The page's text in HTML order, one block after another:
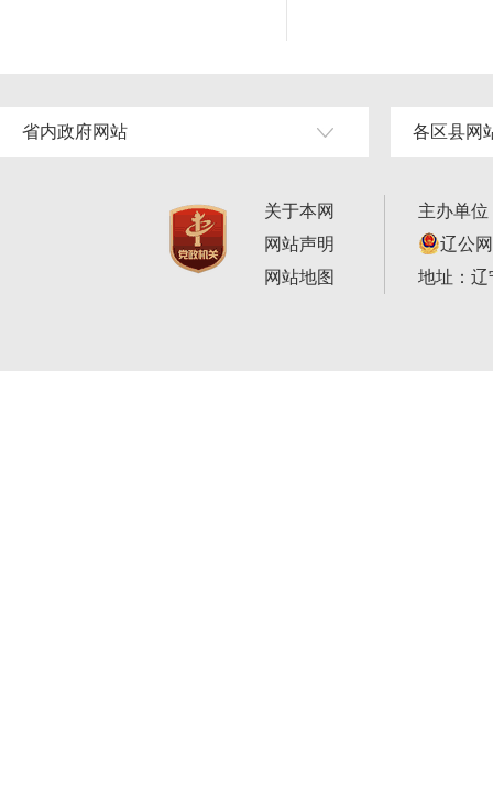
省内政府网站 各区县网
关于本网
网站声明
网站地图
主办单
辽公
地址：辽